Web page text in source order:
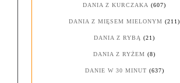
DANIA Z KURCZAKA (607)
DANIA Z MIĘSEM MIELONYM (211)
DANIA Z RYBĄ (21)
DANIA Z RYŻEM (8)
DANIE W 30 MINUT (637)